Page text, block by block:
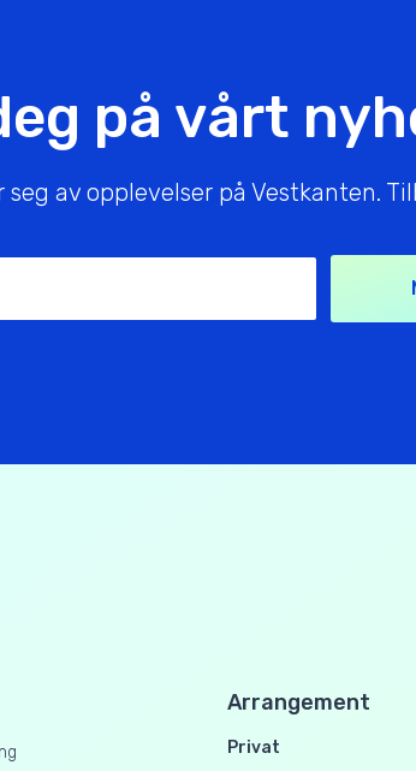
på vårt
av opplevelser på Vestkanten.
Arrangement
Privat